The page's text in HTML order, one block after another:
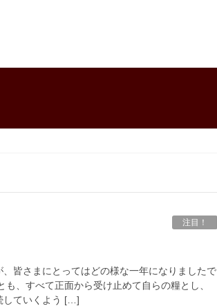
注目！
皆さまにとってはどの様な一年になりましたで
、すべて正面から受け止めて自らの糧とし、
していくよう […]